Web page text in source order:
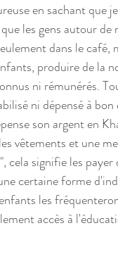
en sachant que
les gens autour
dans le
produire de la
ni rémunérés.
ni dépensé à
son argent en
vêtements et une
cela signifie les
certaine forme
les
accès à